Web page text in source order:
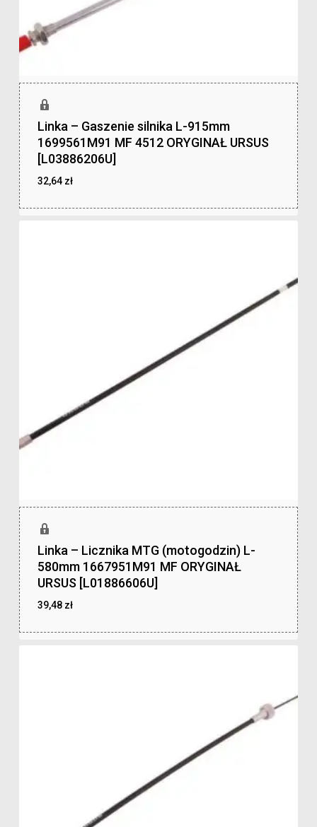
Linka – Gaszenie silnika L-915mm
1699561M91 MF 4512 ORYGINAŁ URSUS
[L03886206U]
32,64 zł
Linka – Licznika MTG (motogodzin) L-
580mm 1667951M91 MF ORYGINAŁ
URSUS [L01886606U]
39,48 zł